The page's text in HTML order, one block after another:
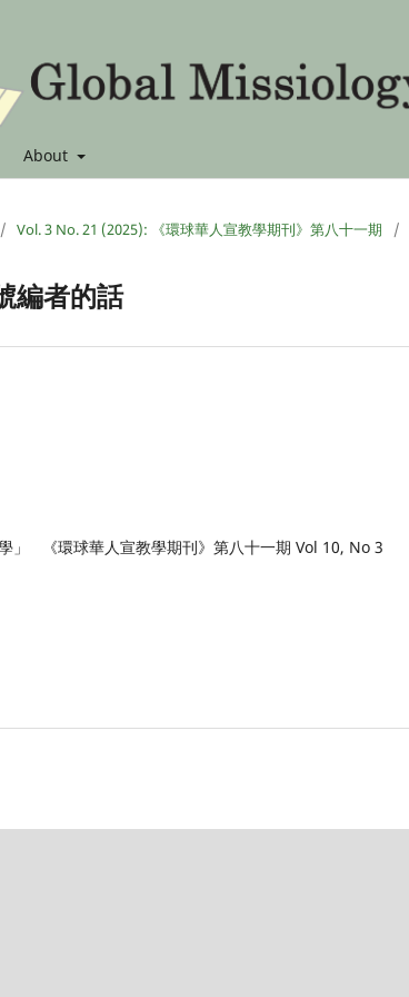
About
/ Vol. 3 No. 21 (2025): 《環球華人宣教學期刊》第八十一期 /
編者的話
」 《環球華人宣教學期刊》第八十一期 Vol 10, No 3